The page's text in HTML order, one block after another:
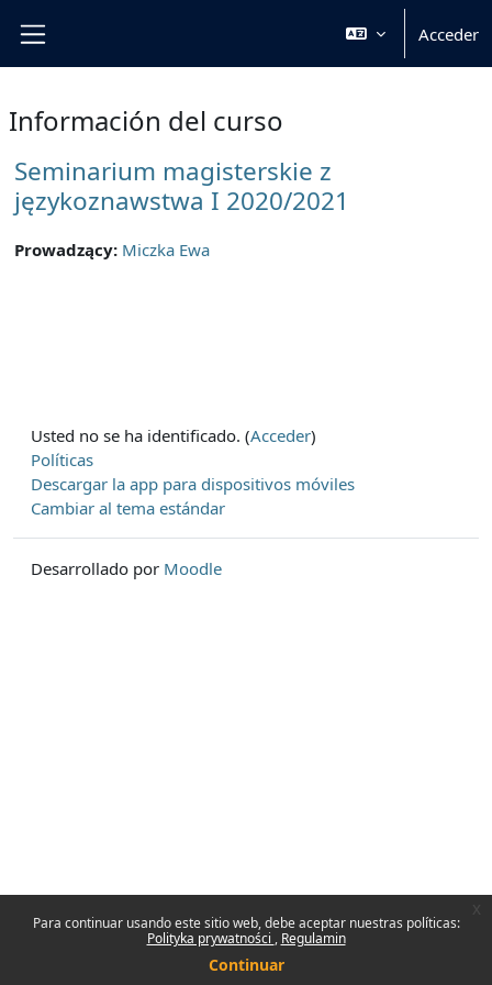
Para continuar usando este sitio web, debe aceptar nuestras políticas:
Polityka prywatności
Regulamin
Continuar
Acceder
Información del curso
Seminarium magisterskie z
językoznawstwa I 2020/2021
Prowadzący: Miczka Ewa
Usted no se ha identificado. (Acceder)
Políticas
Descargar la app para dispositivos móviles
Cambiar al tema estándar
Desarrollado por Moodle